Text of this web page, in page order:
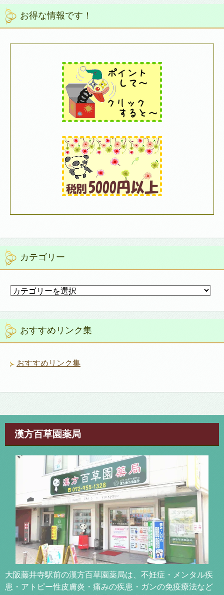
お得な情報です！
カテゴリー
カ
ゴ
リ
ー おすすめリンク集
おすすめリンク集
漢方百草園薬局
大阪藤井寺駅前の漢方百草園薬局は、不妊症・メンタル疾
患・アトピー性皮膚炎・痛みの疾患・ガンの免疫療法など